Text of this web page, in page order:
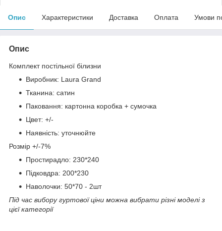
Опис Характеристики Доставка Оплата Умови
Опис
Комплект постільної білизни
Виробник: Laura Grand
Тканина: сатин
Паковання: картонна коробка + сумочка
Цвет: +/-
Наявність: уточнюйте
Розмір +/-7%
Простирадло: 230*240
Підковдра: 200*230
Наволочки: 50*70 - 2шт
Під час вибору гуртової ціни можна вибрати різні моделі з
цієї категорії